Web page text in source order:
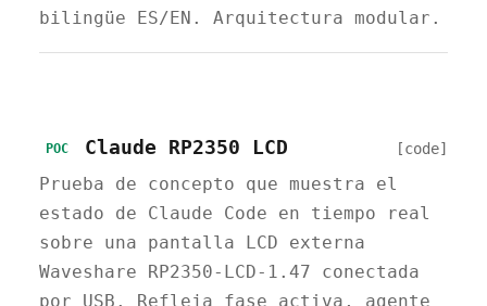
bilingüe ES/EN. Arquitectura modular.
POC Claude RP2350 LCD [code]
Prueba de concepto que muestra el
estado de Claude Code en tiempo real
sobre una pantalla LCD externa
Waveshare RP2350-LCD-1.47 conectada
por USB. Refleja fase activa, agente